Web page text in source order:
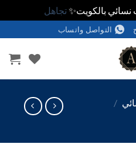
بالكويت✨تجاهل
التواصل واتساب